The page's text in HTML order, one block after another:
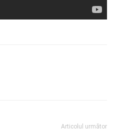
Articolul următor